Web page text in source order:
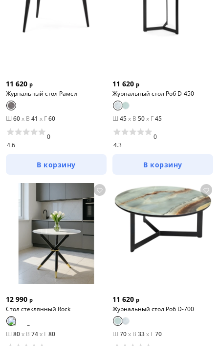
11 620 р
Журнальный стол Рамси
Ш 60x В 41 x Г60
4.6
0
В корзину
11 620 р
Журнальный стол Роб D-450
Ш 45x В 50x Г45
4.3
0
В корзину
12 990 р
Стол стеклянный Rock
Ш 80x В 74x Г80
11 620 р
Журнальный стол Роб D-700
Ш 70x В 33x Г70